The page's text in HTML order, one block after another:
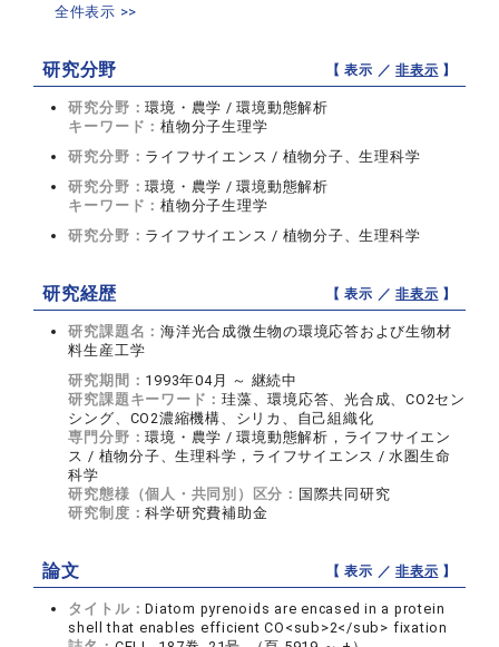
全件表示 >>
研究分野 【 表示 ／非表示 】
研究分野：環境・農学 / 環境動態解析
キーワード：植物分子生理学
研究分野： ライフサイエンス / 植物分子、生理科学
研究分野：環境・農学 / 環境動態解析
キーワード：植物分子生理学
研究分野： ライフサイエンス / 植物分子、生理科学
研究経歴 【 表示 ／非表示 】
研究課題名：海洋光合成微生物の環境応答および生物材
料生産工学
研究期間： 1993年04月 ～ 継続中
研究課題キーワード：珪藻、環境応答、光合成、CO2セン
シング、CO2濃縮機構、シリカ、自己組織化
専門分野：環境・農学 / 環境動態解析，ライフサイエン
ス / 植物分子、生理科学，ライフサイエンス / 水圏生命
科学
研究態様（個人・共同別）区分： 国際共同研究
研究制度：科学研究費補助金
論文 【 表示 ／非表示 】
タイトル：Diatom pyrenoids are encased in a protein
shell that enables efficient CO<sub>2</sub> fixation